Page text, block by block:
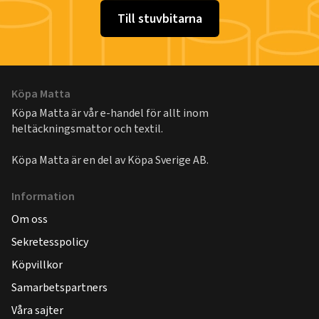
Till stuvbitarna
Köpa Matta
Köpa Matta är vår e-handel för allt inom
heltäckningsmattor och textil.
Köpa Matta är en del avKöpa Sverige AB.
Information
Om oss
Sekretesspolicy
Köpvillkor
Samarbetspartners
Våra sajter